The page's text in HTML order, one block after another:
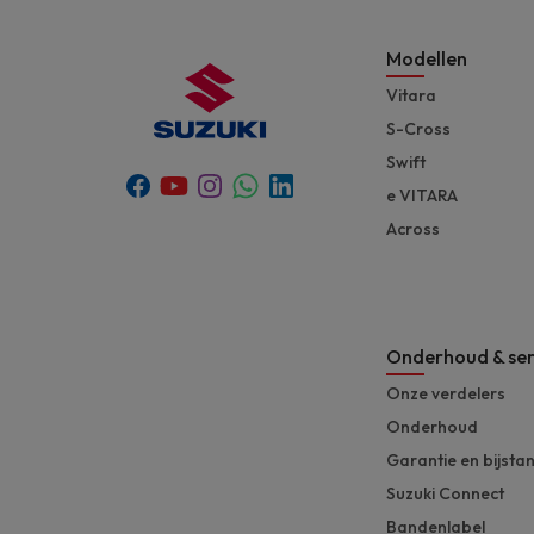
Facebook
YoutubeInstagram
Whatsapp
Linkedin
Modellen
Vitara
S-Cross
Swift
e VITARA
Across
Onderhoud &
Onze verdelers
Onderhoud
Garantie en
Suzuki Connect
Bandenlabel